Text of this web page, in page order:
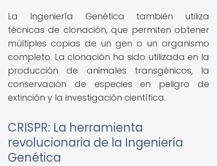
La Ingeniería Genética también utiliza
técnicas de clonación, que permiten obtener
múltiples copias de un gen o un organismo
completo. La clonación ha sido utilizada en la
producción de animales transgénicos, la
conservación de especies en peligro de
extinción y la investigación científica.
CRISPR: La herramienta
revolucionaria de la Ingeniería
Genética